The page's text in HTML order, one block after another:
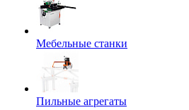
Мебельные станки
Пильные агрегаты